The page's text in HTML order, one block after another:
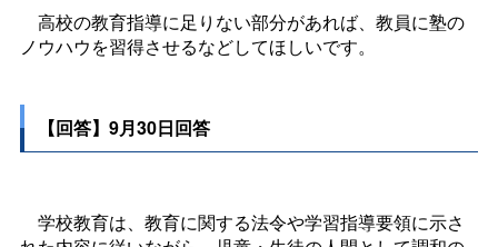
高校の教育指導に足りない部分があれば、教員に塾の
ノウハウを習得させるなどしてほしいです。
【回答】9月30日回答
学校教育は、教育に関する法令や学習指導要領に示さ